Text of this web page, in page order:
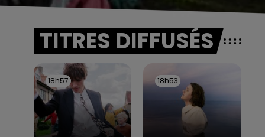
TITRES DIFFUSÉS
18h57
18h57 18h53
18h53